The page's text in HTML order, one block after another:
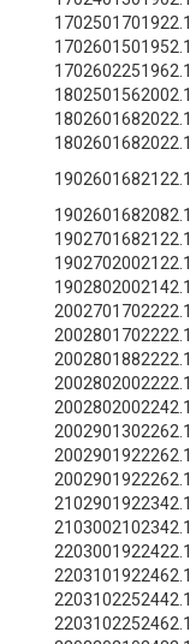
1702501701922.1
1702601501952.1
1702602251962.1
1802501562002.1
1802601682022.1
1802601682022.1
1902601682122.1
1902601682082.1
1902701682122.1
1902702002122.1
1902802002142.1
2002701702222.1
2002801702222.1
2002801882222.1
2002802002222.1
2002802002242.1
2002901302262.1
2002901922262.1
2002901922262.1
2102901922342.1
2103002102342.1
2203001922422.1
2203101922462.1
2203102252442.1
2203102252462.1